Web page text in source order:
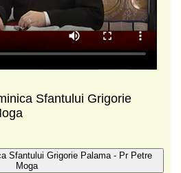
Sfantului Grigorie
Sfantului Grigorie Palama - Pr Petre
Moga